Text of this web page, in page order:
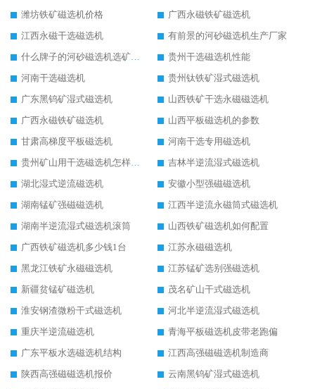
潍坊铁矿磁选机价格
广西永磁铁矿磁选机
江西永磁干选磁选机
有前景的河砂磁选机生产厂家
什么牌子的河砂磁选机选矿效果好
贵州干选磁选机性能
河南干选磁选机
贵州钛铁矿湿式磁选机
广东黑钨矿湿式磁选机
山西铁矿干选永磁磁选机
广西永磁铁矿磁选机
山西平板磁选机的参数
甘肃高梯度平板磁选机
河南干选专用磁选机
贵州矿山用干选磁选机怎样调磁
吉林半逆流湿式磁选机
湖北湿式逆流磁选机
安徽小型强磁磁选机
湖南锰矿强磁磁选机
江西半逆流永磁筒式磁选机
湖南半逆流湿式磁选机滚筒
山西铁矿磁选机如何配置
广西铁矿磁选机多少钱1台
江苏永磁磁选机
黑龙江铁矿永磁磁选机
江苏锰矿选别强磁选机
新疆贫锰矿磁选机
茂名矿山干式磁选机
淮安钢渣微粉干式磁选机
河北半逆流湿式磁选机
重庆半逆流磁选机
青海平板磁选机皮带老跑偏
广东平板水选磁选机结构
江西高强磁磁选机制造商
陕西高强磁磁选机报价
云南黑钨矿湿式磁选机